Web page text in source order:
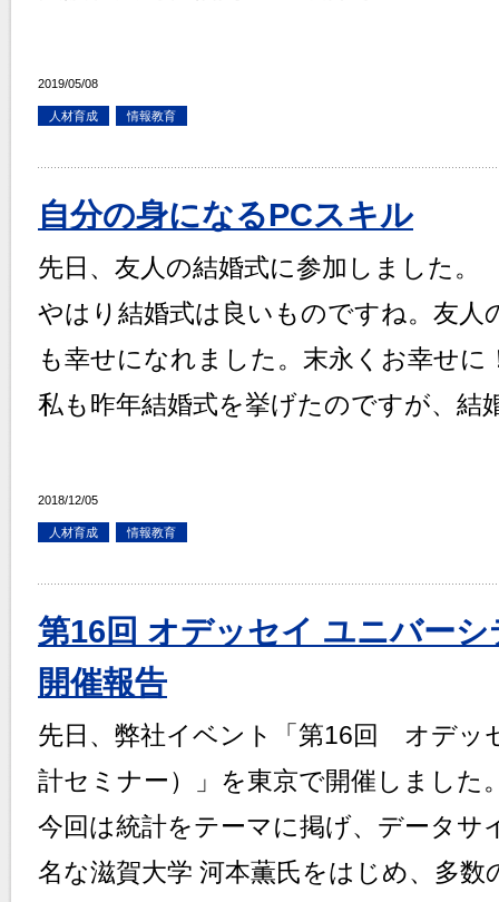
2019/05/08
人材育成 情報教育
自分の身になるPCスキル
先日、友人の結婚式に参加しました。
やはり結婚式は良いものですね。友人
も幸せになれました。末永くお幸せに
私も昨年結婚式を挙げたのですが、結
2018/12/05
人材育成 情報教育
第16回 オデッセイ ユニバー
開催報告
先日、弊社イベント「第16回 オデッ
計セミナー）」を東京で開催しました
今回は統計をテーマに掲げ、データサ
名な滋賀大学 河本薫氏をはじめ、多数